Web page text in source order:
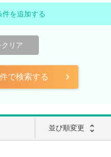
件を追加する
リア
で検索する
並び順変更 unfold_more